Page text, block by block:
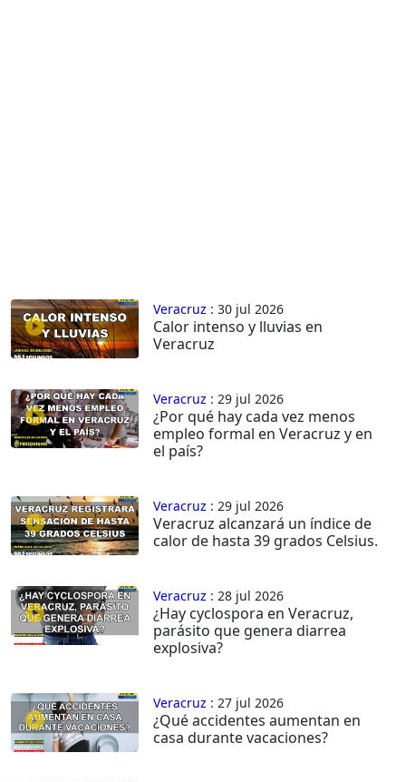
Veracruz : 30 jul 2026
Calor intenso y lluvias en
Veracruz
Veracruz : 29 jul 2026
¿Por qué hay cada vez menos
empleo formal en Veracruz y en
el país?
Veracruz : 29 jul 2026
Veracruz alcanzará un índice de
calor de hasta 39 grados Celsius.
Veracruz : 28 jul 2026
¿Hay cyclospora en Veracruz,
parásito que genera diarrea
explosiva?
Veracruz : 27 jul 2026
¿Qué accidentes aumentan en
casa durante vacaciones?